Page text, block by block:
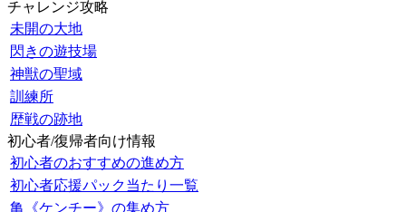
チャレンジ攻略
未開の大地
閃きの遊技場
神獣の聖域
訓練所
歴戦の跡地
初心者/復帰者向け情報
初心者のおすすめの進め方
初心者応援パック当たり一覧
亀《ケンチー》の集め方